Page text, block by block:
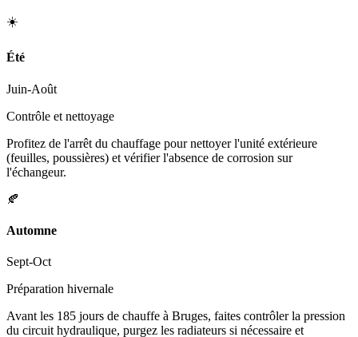
☀️
Été
Juin-Août
Contrôle et nettoyage
Profitez de l'arrêt du chauffage pour nettoyer l'unité extérieure
(feuilles, poussières) et vérifier l'absence de corrosion sur
l'échangeur.
🍂
Automne
Sept-Oct
Préparation hivernale
Avant les 185 jours de chauffe à Bruges, faites contrôler la pression
du circuit hydraulique, purgez les radiateurs si nécessaire et